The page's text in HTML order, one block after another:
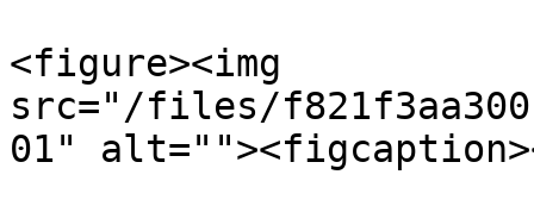
<figure><img
src="/files/
01"